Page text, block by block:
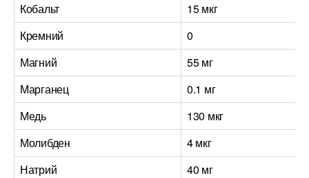
Кобальт
15 мкг
Кремний
0
Магний
55 мг
Марганец
0.1 мг
Медь
130 мкг
Молибден
4 мкг
Натрий
40 мг